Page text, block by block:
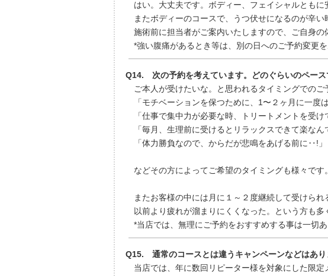
はい。大丈夫です。ボディー、フェイシャルともに
またボディーのコースで、うつ伏せになるのが辛い
施術前に担当者がご案内いたしますので、ご自身の
*強い腹痛があるとき等は、別の日へのご予約変更
Q14. 次の予約を考えています。どのぐらいのペース
ご本人が受けたいな。と思われるタイミングでのご
「モチベーションを保つために、1〜２ヶ月に一度は
「仕事で集中力が必要な時、トリートメントを受け
「毎月、生理前に受けるとリラックスできて楽なん
「体力勝負なので、からだが悲鳴をあげる前に‥!」
などその方によってご希望のタイミングも様々です。
またお客様の中には月に１～２度継続して受けられ
以前より疲れが溜まりにくくなった。という方も多
*当店では、無理にご予約をおすすめする事は一切あ
Q15. 通常のコースとは違うキャンペーンなどはあり
当店では、年に数回リピーター様を対象にした限定